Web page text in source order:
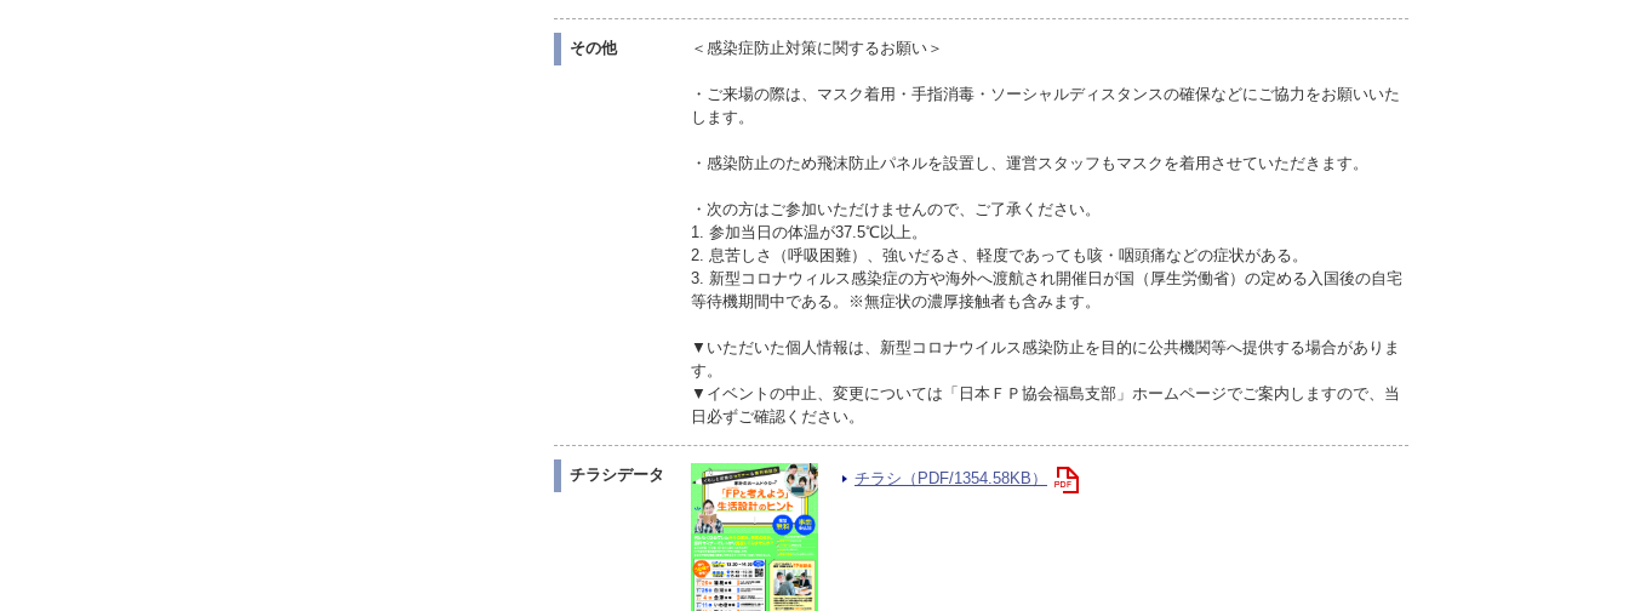
その他 ＜感染症防止対策に関するお願い＞
・ご来場の際は、マスク着用・手指消毒・ソーシャルディスタンスの確保などにご協力をお願いいた
します。
・感染防止のため飛沫防止パネルを設置し、運営スタッフもマスクを着用させていただきます。
・次の方はご参加いただけませんので、ご了承ください。
1. 参加当日の体温が37.5℃以上。
2. 息苦しさ（呼吸困難）、強いだるさ、軽度であっても咳・咽頭痛などの症状がある。
3. 新型コロナウィルス感染症の方や海外へ渡航され開催日が国（厚生労働省）の定める入国後の自宅
等待機期間中である。※無症状の濃厚接触者も含みます。
▼いただいた個人情報は、新型コロナウイルス感染防止を目的に公共機関等へ提供する場合がありま
す。
▼イベントの中止、変更については「日本ＦＰ協会福島支部」ホームページでご案内しますので、当
日必ずご確認ください。
チラシデータ チラシ（PDF/1354.58KB）